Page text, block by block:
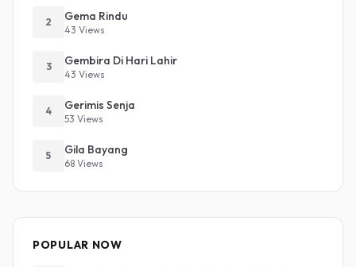
2 Gema Rindu
43 Views
3 Gembira Di Hari Lahir
43 Views
4 Gerimis Senja
53 Views
5 Gila Bayang
68 Views
POPULAR NOW